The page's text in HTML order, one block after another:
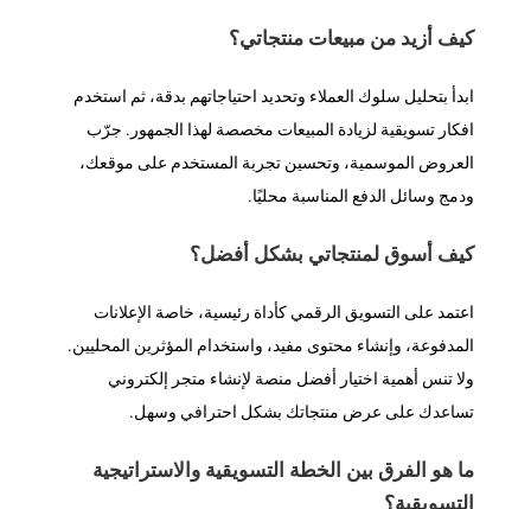
كيف أزيد من مبيعات منتجاتي؟
ابدأ بتحليل سلوك العملاء وتحديد احتياجاتهم بدقة، ثم استخدم
افكار تسويقية لزيادة المبيعات مخصصة لهذا الجمهور. جرّب
العروض الموسمية، وتحسين تجربة المستخدم على موقعك،
ودمج وسائل الدفع المناسبة محليًا.
كيف أسوق لمنتجاتي بشكل أفضل؟
اعتمد على التسويق الرقمي كأداة رئيسية، خاصة الإعلانات
المدفوعة، وإنشاء محتوى مفيد، واستخدام المؤثرين المحليين.
ولا تنس أهمية اختيار أفضل منصة لإنشاء متجر إلكتروني
تساعدك على عرض منتجاتك بشكل احترافي وسهل.
ما هو الفرق بين الخطة التسويقية والاستراتيجية
التسويقية؟